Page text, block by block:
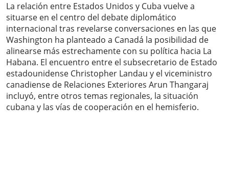
La relación entre Estados Unidos y Cuba vuelve a
situarse en el centro del debate diplomático
internacional tras revelarse conversaciones en las que
Washington ha planteado a Canadá la posibilidad de
alinearse más estrechamente con su política hacia La
Habana. El encuentro entre el subsecretario de Estado
estadounidense Christopher Landau y el viceministro
canadiense de Relaciones Exteriores Arun Thangaraj
incluyó, entre otros temas regionales, la situación
cubana y las vías de cooperación en el hemisferio.